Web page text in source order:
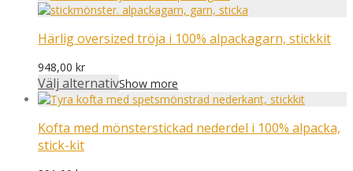
Härlig oversized tröja i 100% alpackagarn, stickkit
948,00 kr
Välj alternativShow more
Kofta med mönsterstickad nederdel i 100% alpacka,
stick-kit